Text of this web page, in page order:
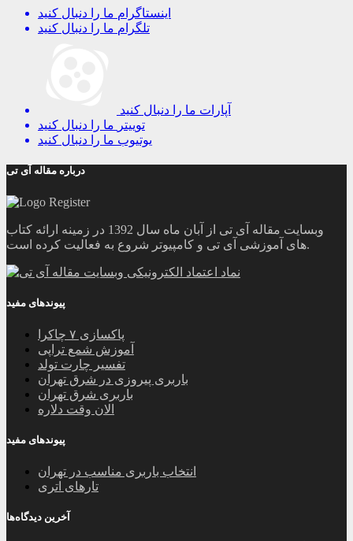
اینستاگرام ما را دنبال کنید
تلگرام ما را دنبال کنید
آپارات ما را دنبال کنید
توییتر ما را دنبال کنید
یوتیوب ما را دنبال کنید
درباره مقاله آی تی
وبسایت مقاله آی تی از آبان ماه سال 1392 در زمینه ارائه کتاب
های آموزشی آی تی و کامپیوتر شروع به فعالیت کرده است.
پیوندهای مفید
پاکسازی ۷ چاکرا
آموزش شمع تراپی
تفسیر چارت تولد
باربری پیروزی در شرق تهران
باربری شرق تهران
الان وقت دلاره
پیوندهای مفید
انتخاب باربری مناسب در تهران
تارهای اتری
آخرین دیدگاه‌ها